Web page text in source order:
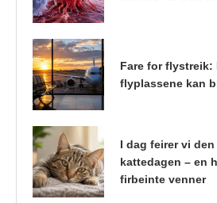
Fare for flystreik:
flyplassene kan
I dag feirer vi
kattedagen – en
firbeinte venner